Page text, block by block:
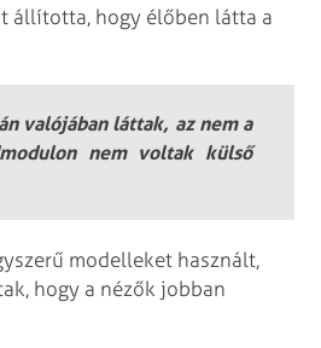
állította, hogy élőben látta a
valójában láttak, az nem a
nem voltak külső
modelleket használt,
hogy a nézők jobban